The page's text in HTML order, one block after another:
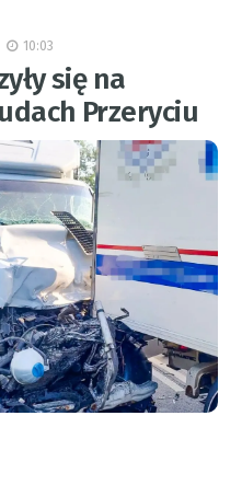
10:03
się na
Przeryciu